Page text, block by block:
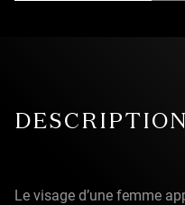
DESCRIPTION
Le visage d’une femme